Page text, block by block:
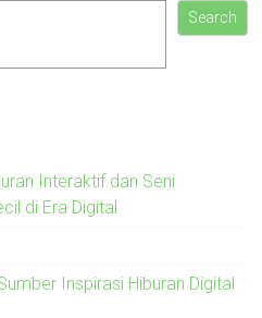
Search
Interaktif dan Seni
di Era Digital
Inspirasi Hiburan Digital